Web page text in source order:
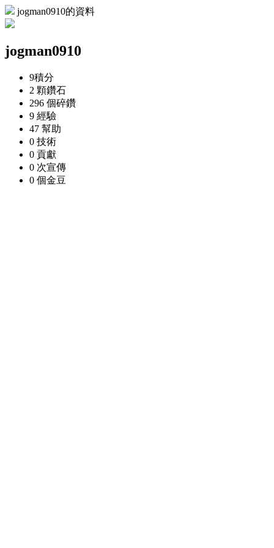
jogman0910的資料
jogman0910
9積分
2 顆鑽石
296 個碎鑽
9 經驗
47 幫助
0 技術
0 貢獻
0 次宣傳
0 個金豆